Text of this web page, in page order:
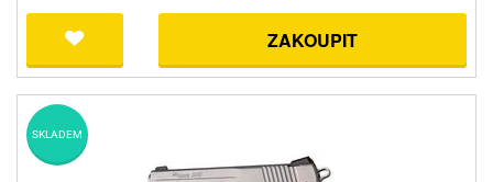
ZAKOUPIT
SKLADEM